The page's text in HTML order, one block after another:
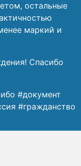
остальные
маркий и
Спасибо
#документ
#гражданство